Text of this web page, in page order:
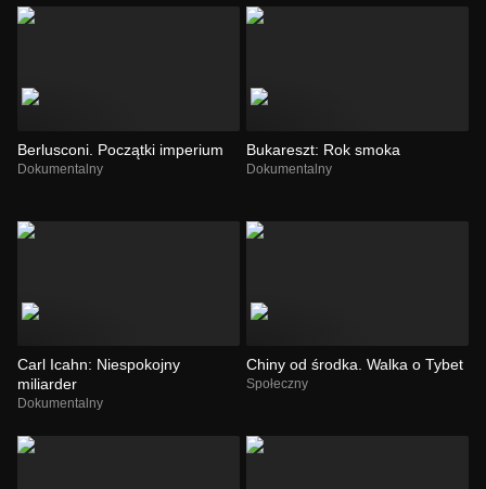
Berlusconi. Początki imperium
Dokumentalny
Bukareszt: Rok smoka
Dokumentalny
Carl Icahn: Niespokojny
miliarder
Dokumentalny
Chiny od środka. Walka o Tybet
Społeczny